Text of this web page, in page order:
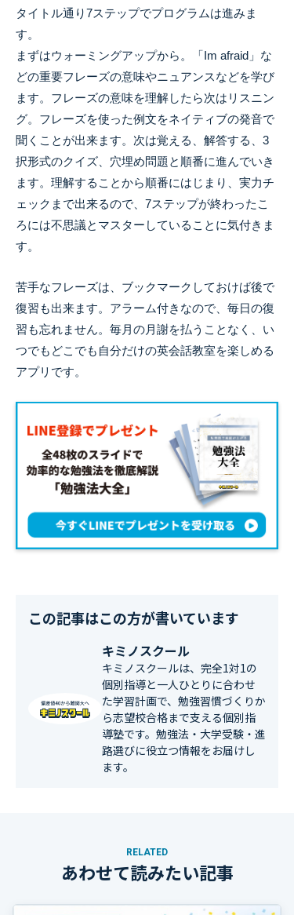
タイトル通り7ステップでプログラムは進みま
す。
まずはウォーミングアップから。「Im afraid」な
どの重要フレーズの意味やニュアンスなどを学び
ます。フレーズの意味を理解したら次はリスニン
グ。フレーズを使った例文をネイティブの発音で
聞くことが出来ます。次は覚える、解答する、3
択形式のクイズ、穴埋め問題と順番に進んでいき
ます。理解することから順番にはじまり、実力チ
ェックまで出来るので、7ステップが終わったこ
ろには不思議とマスターしていることに気付きま
す。
苦手なフレーズは、ブックマークしておけば後で
復習も出来ます。アラーム付きなので、毎日の復
習も忘れません。毎月の月謝を払うことなく、い
つでもどこでも自分だけの英会話教室を楽しめる
アプリです。
この記事はこの方が書いています
キミノスクール
キミノスクールは、完全1対1の
個別指導と一人ひとりに合わせ
た学習計画で、勉強習慣づくりか
ら志望校合格まで支える個別指
導塾です。勉強法・大学受験・進
路選びに役立つ情報をお届けし
ます。
RELATED
あわせて読みたい記事